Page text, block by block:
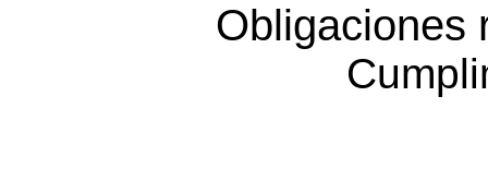
Obligaciones